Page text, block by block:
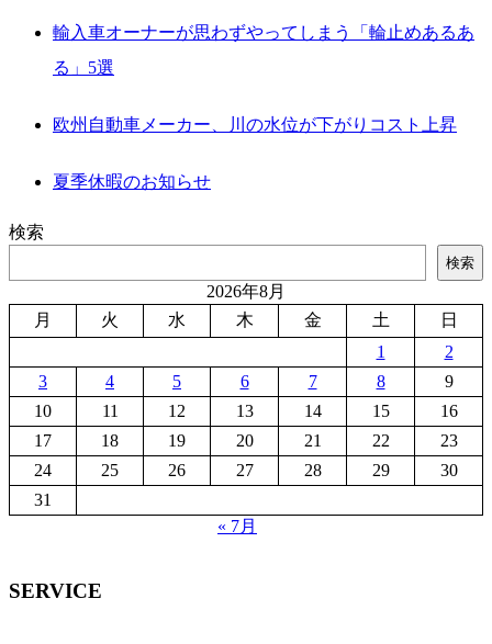
輸入車オーナーが思わずやってしまう「輪止めあるあ
る」5選
欧州自動車メーカー、川の水位が下がりコスト上昇
夏季休暇のお知らせ
検索
検索
2026年8月
月
火 水 木 金 土
日
1
2
3
4 5 6 7 8
9
10
11 12 13 14 15
16
17
18 19 20 21 22
23
24
25 26 27 28 29
30
31
« 7月
SERVICE